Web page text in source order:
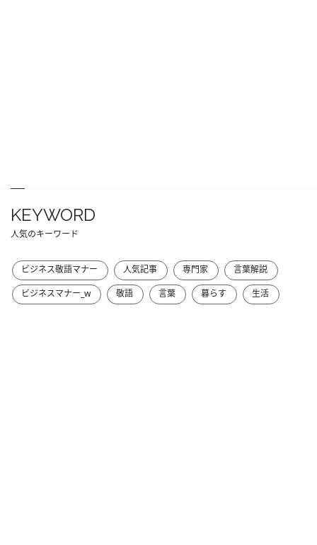
KEYWORD
人気のキーワード
ビジネス敬語マナー 人気記事 専門家
言葉解説
ビジネスマナー_w
敬語 言葉 暮らす 生活